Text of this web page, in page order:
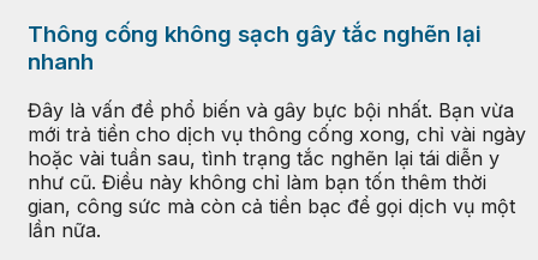
Thông cống không sạch gây tắc nghẽn lại
nhanh
Đây là vấn đề phổ biến và gây bực bội nhất. Bạn vừa
mới trả tiền cho dịch vụ thông cống xong, chỉ vài ngày
hoặc vài tuần sau, tình trạng tắc nghẽn lại tái diễn y
như cũ. Điều này không chỉ làm bạn tốn thêm thời
gian, công sức mà còn cả tiền bạc để gọi dịch vụ một
lần nữa.